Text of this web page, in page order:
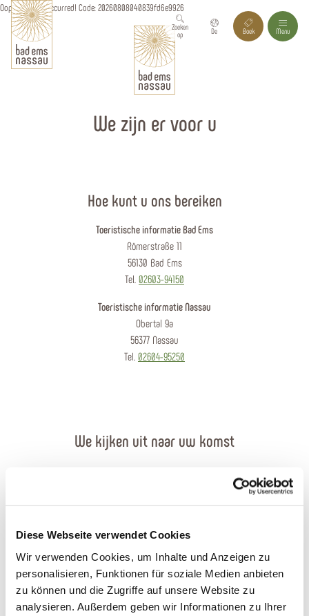
Diese Webseite verwendet Cookies
Wir verwenden Cookies, um Inhalte und Anzeigen zu
personalisieren, Funktionen für soziale Medien anbieten
zu können und die Zugriffe auf unsere Website zu
analysieren. Außerdem geben wir Informationen zu Ihrer
Zoeken
op
De Boek Menu
Oops, an error occurred! Code: 20260808040839fd6e9926
We zijn er voor u
Hoe kunt u ons bereiken
Toeristische informatie Bad Ems
Römerstraße 11
56130 Bad Ems
Tel. 02603-94150
Toeristische informatie Nassau
Obertal 9a
56377 Nassau
Tel. 02604-95250
We kijken uit naar uw komst
Plan uw reis
Openingstijden